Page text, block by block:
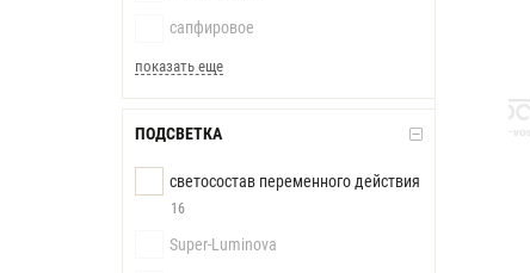
сапфировое
показать еще
ПОДСВЕТКА
светосостав переменного действия
16
Super-Luminova